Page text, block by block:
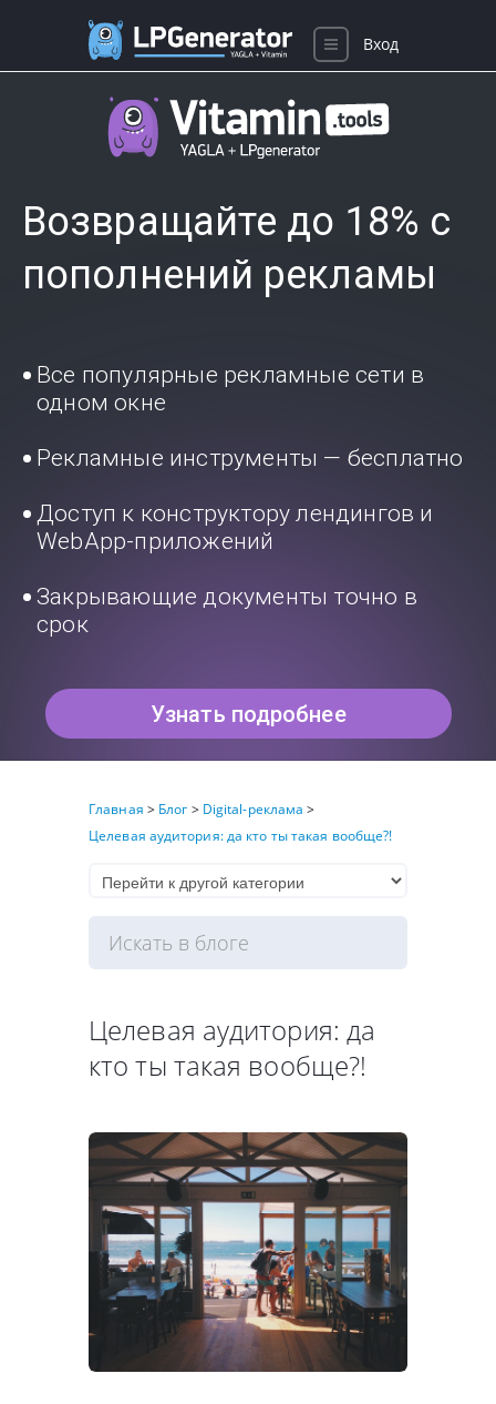
Возвращайте до 18% с
пополнений рекламы
Все популярные рекламные сети в
одном окне
Рекламные инструменты — бесплатно
Доступ к конструктору лендингов и
WebApp-приложений
Закрывающие документы точно в
срок
Узнать подробнее
Главная > Блог > Digital-реклама >
Целевая аудитория: да кто ты такая вообще?!
Целевая аудитория: да
кто ты такая вообще?!
Вход